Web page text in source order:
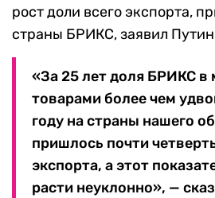
рост доли всего экспорта,
страны БРИКС, заявил
«За 25 лет доля БРИКС в
товарами более чем
году на страны нашего
пришлось почти
экспорта, а этот
расти неуклонно», —